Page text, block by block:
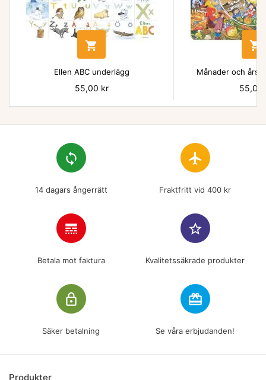

Ellen ABC underlägg
Pris
55,00 kr

Månader och
Pris
55,00
loop
14 dagars ångerrätt
flight
Fraktfritt vid 400 kr
line_style
Betala mot faktura
star_border
Kvalitetssäkrade produkter
lock_outline
Säker betalning
redeem
Se våra erbjudanden!
Produkter